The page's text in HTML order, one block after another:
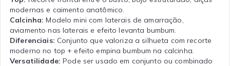
modernas e caimento anatômico.
Calcinha: Modelo mini com laterais de amarração,
aviamento nas laterais e efeito levanta bumbum.
Diferenciais: Conjunto que valoriza a silhueta com recorte
moderno no top + efeito empina bumbum na calcinha.
Versatilidade: Pode ser usado em conjunto ou combinado